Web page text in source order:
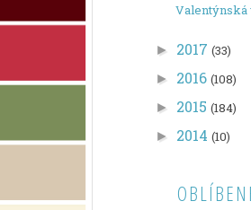
Valentýnská
► 2017 (33)
► 2016 (108)
► 2015 (184)
► 2014 (10)